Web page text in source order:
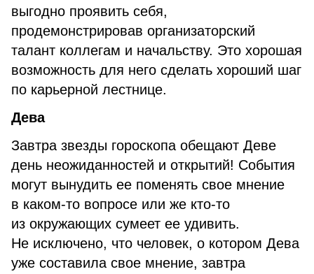
выгодно проявить себя,
продемонстрировав организаторский
талант коллегам и начальству. Это хорошая
возможность для него сделать хороший шаг
по карьерной лестнице.
Дева
Завтра звезды гороскопа обещают Деве
день неожиданностей и открытий! События
могут вынудить ее поменять свое мнение
в каком-то вопросе или же кто-то
из окружающих сумеет ее удивить.
Не исключено, что человек, о котором Дева
уже составила свое мнение, завтра